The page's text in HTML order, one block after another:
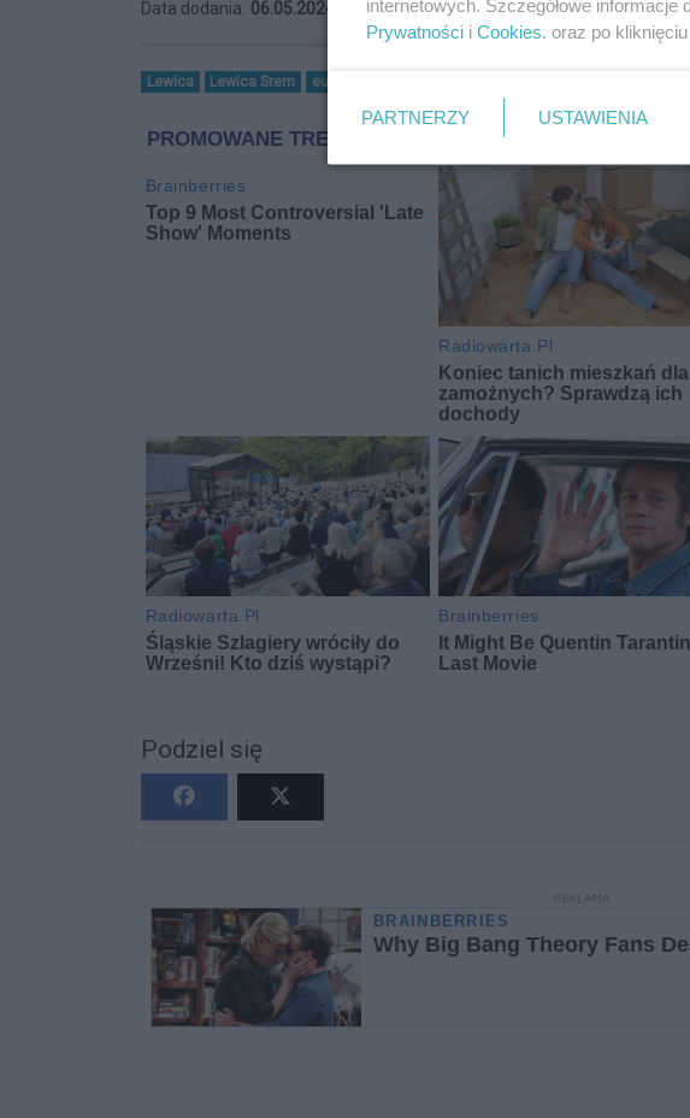
Data dodania: 06.05.2024 07:15
Lewica Lewica Srem eurowybory
Podziel się
REKLAMA
internetowych. Szczegółowe
Prywatności i Cookies. oraz po kliknięciu
PARTNERZY USTAWIENIA